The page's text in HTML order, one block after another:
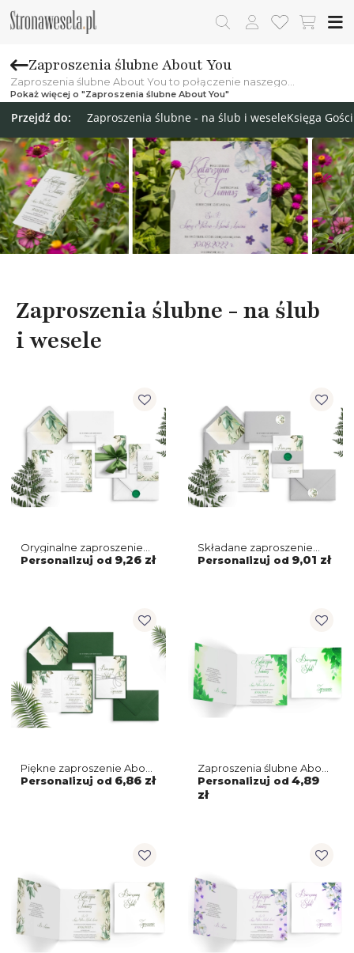
Zaproszenia ślubne About You
Zaproszenia ślubne About You to połączenie naszego
wieloletniego doświadczenia, istniejących trendów ślubnych
oraz myśli "O Was" - Zakochanych.
Pokaż więcej o "Zaproszenia ślubne About You"
Przejdź do: Zaproszenia ślubne - na ślub i weseleKsięga
Zaproszenia ślubne - na ślub
i wesele
Oryginalne zaproszenie
liściaste z piękną wstążką
satynową w kolorze
Personalizuj od 9,26 zł
Składane zaproszenie
About You z szarą
kopertą, wklejką
Personalizuj od 9,01 zł
Piękne zaproszenie About
You z dopasowaną
kopertą w kolorze
Personalizuj od 6,86 zł
Zaproszenia ślubne About
You - Składane Kwadrat
Motyw 3
Personalizuj od 4,89
zł